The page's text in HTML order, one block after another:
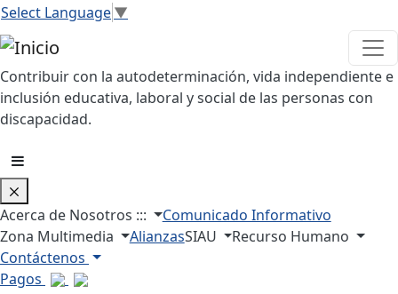
Pasar al contenido principal
Select Language▼
Contribuir con la autodeterminación, vida independiente e
inclusión educativa, laboral y social de las personas con
discapacidad.
Acerca de Nosotros :::
Comunicado Informativo
Zona Multimedia
AlianzasSIAU
Recurso Humano
Contáctenos
Pagos